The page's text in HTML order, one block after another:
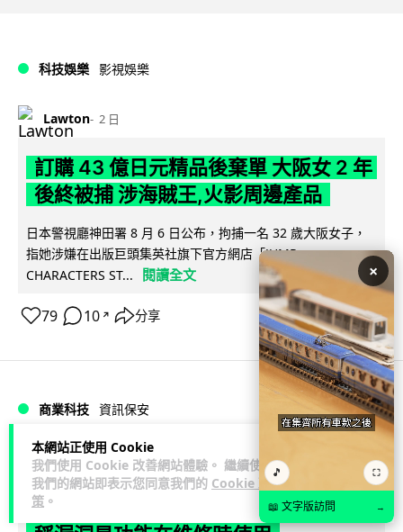
本網站正使用 Cookie
我們使用 Cookie 改善網站體驗。 繼續使用
我們的網站即表示您同意我們的 Cookie 政
策 。
科技娛樂 影視娛樂
Lawton 2 日
訂購 43 億日元精品後棄單 大阪女 2 年
後終被捕 涉海賊王,火影周邊產品
日本警視廳神田署 8 月 6 日公布，拘捕一名 32 歲大阪女子，
指她涉嫌在出版巨頭集英社旗下官方網店「JUMP
CHARACTERS ST...
閱讀全文
79 10 ↗ 分享
商業科技 資訊保安
Vin 2 日
智博通路由器爆後門 官方緊急下架止血
×
🎵 ⛶
📖 文字版訪問 →